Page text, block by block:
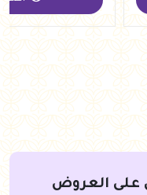
جنيه
العروض